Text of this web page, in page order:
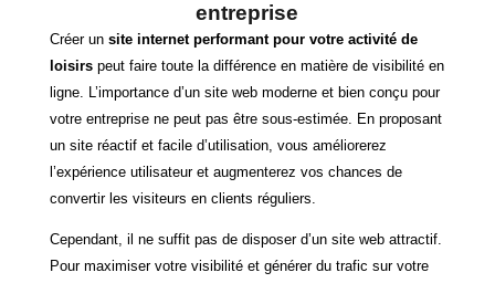
entreprise
Créer un site internet performant pour votre activité de
loisirspeut faire toute la différence en matière de visibilité en
ligne. L’importance d’un site web moderne et bien conçu pour
votre entreprise ne peut pas être sous-estimée. En proposant
un site réactif et facile d’utilisation, vous améliorerez
l’expérience utilisateur et augmenterez vos chances de
convertir les visiteurs en clients réguliers.
Cependant, il ne suffit pas de disposer d’un site web attractif.
Pour maximiser votre visibilité et générer du trafic sur votre